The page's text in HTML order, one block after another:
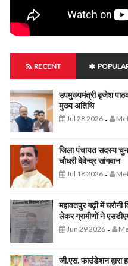
RECENT
उपमुख्यमंत्री बृजेश
मुख्य अतिथि
Jul 28 2026 -
जिला पंचायत सदस्य
चौधरी देवेन्द्र सांगवान
Jul 18 2026 -
महावतपुर गढ़ी में
लेकर ग्रामीणों ने
Jun 29 2026 -
जी.एस. फाउंडेशन